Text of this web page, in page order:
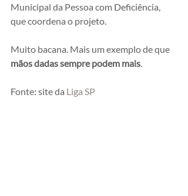
Municipal da Pessoa com Deficiência,
que coordena o projeto.
Muito bacana. Mais um exemplo de que
mãos dadas sempre podem mais
Fonte: site da Liga SP